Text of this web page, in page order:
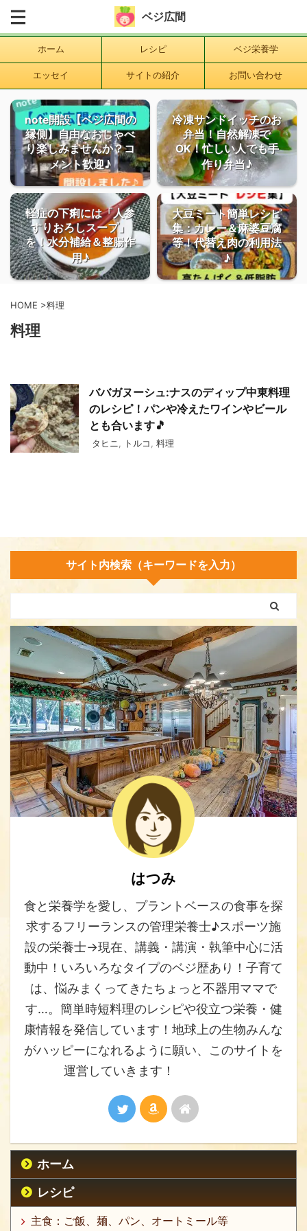
ベジ広間
ホーム レシピ ベジ栄養学
エッセイ サイトの紹介 お問い合わせ
note開設【ベジ広間の
縁側】自由なおしゃべ
り楽しみませんか？コ
メント歓迎♪
冷凍サンドイッチのお
弁当！自然解凍で
OK！忙しい人でも手
作り弁当♪
軽症の下痢には「人参
すりおろしスープ」
を！水分補給＆整腸作
用♪
大豆ミート簡単レシピ
集：カレー＆麻婆豆腐
等！代替え肉の利用法
♪
HOME >料理
料理
ババガヌーシュ:ナスのディップ中東料理
のレシピ！パンや冷えたワインやビール
とも合います🎵
タヒニ トルコ 料理
サイト内検索（キーワードを入力）
はつみ
食と栄養学を愛し、プラントベースの食事を探
求するフリーランスの管理栄養士♪スポーツ施
設の栄養士→現在、講義・講演・執筆中心に活
動中！いろいろなタイプのベジ歴あり！子育て
は、悩みまくってきたちょっと不器用ママで
す…。簡単時短料理のレシピや役立つ栄養・健
康情報を発信しています！地球上の生物みんな
がハッピーになれるように願い、このサイトを
運営していきます！
ホーム
レシピ
主食：ご飯、麺、パン、オートミール等